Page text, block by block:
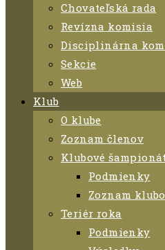
Chovateľská rada
Revízna komisia
Disciplinárna
Sekcie
Web
Klub
O klube
Zoznam členov
Klubové
Podmienky
Zoznam
Teriér roka
Podmienky